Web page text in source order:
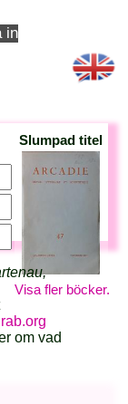
in
Slumpad titel
Visa fler böcker.
om vad